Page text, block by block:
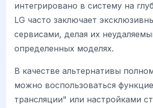
интегрировано в систему на
LG часто заключает
сервисами, делая их
определенных моделях.
В качестве альтернативы
можно воспользоваться
трансляции" или настройками